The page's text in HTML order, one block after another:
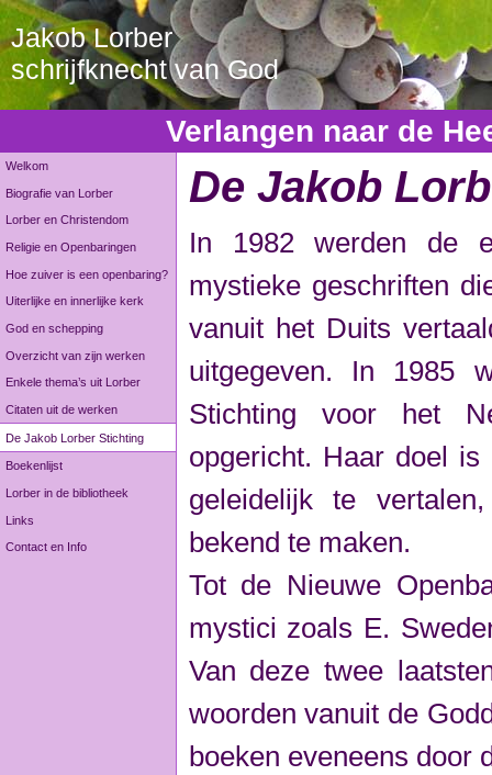
Jakob Lorber
schrijfknecht van God
Verlangen naar de
Welkom
Biografie van Lorber
Lorber en Christendom
Religie en Openbaringen
Hoe zuiver is een openbaring?
Uiterlijke en innerlijke kerk
God en schepping
Overzicht van zijn werken
Enkele thema’s uit Lorber
Citaten uit de werken
De Jakob Lorber Stichting
Boekenlijst
Lorber in de bibliotheek
Links
Contact en Info
De Jakob
In 1982 werden de
mystieke geschriften
vanuit het Duits
uitgegeven. In 1985
Stichting voor het
opgericht. Haar doel
geleidelijk te
bekend te maken.
Tot de Nieuwe
mystici zoals E.
Van deze twee
woorden vanuit de
boeken eveneens door